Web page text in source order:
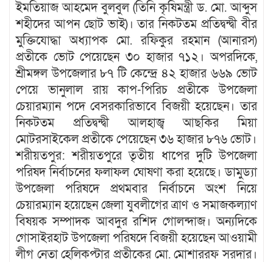
ইমতিয়াজ আহমেদ বুলবুল (তিনি কৃষিমন্ত্রী ড. মো. আব্দুস
শহীদের আপন ছোট ভাই)। তার নিকটতম প্রতিদ্বন্দ্বী বীর
মুক্তিযোদ্ধা অধ্যাপক মো. রফিকুর রহমান (আনারস)
প্রতীকে ভোট পেয়েছেন ৩০ হাজার ৭১২। অপরদিকে,
শ্রীমঙ্গল উপজেলার ৮৭ টি কেন্দ্রে ৪২ হাজার ৬৬৯ ভোট
পেয়ে ভানুলাল রায় কাপ-পিরিচ প্রতীকে উপজেলা
চেয়ারম্যান পদে বেসরকারিভাবে বিজয়ী হয়েছেন। তার
নিকটতম প্রতিদ্বন্দ্বী আলহাজ্ব আছকির মিয়া
মোটরসাইকেল প্রতীকে পেয়েছেন ৩৬ হাজার ৮৭৬ ভোট।
শরীয়তপুর: শরীয়তপুরে তৃতীয় ধাপের দুটি উপজেলা
পরিষদ নির্বাচনের ফলাফল ঘোষণা করা হয়েছে। ডামুড্যা
উপজেলা পরিষদে প্রথমবার নির্বাচনে অংশ নিয়ে
চেয়ারম্যান হয়েছেন জেলা যুবলীগের ত্রাণ ও সমাজকল্যাণ
বিষয়ক সম্পাদক আবদুর রশিদ গোলন্দাজ। অন্যদিকে
গোসাইরহাট উপজেলা পরিষদে বিজয়ী হয়েছেন আওয়ামী
লীগ নেতা হেলিকপ্টার প্রতীকের মো. মোশাররফ সরদার।